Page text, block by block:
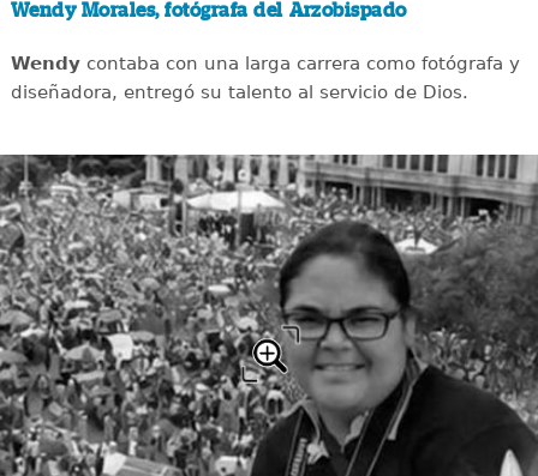
Wendy Morales, fotógrafa del Arzobispado
Wendycontaba con una larga carrera como fotógrafa y
diseñadora, entregó su talento al servicio de Dios.